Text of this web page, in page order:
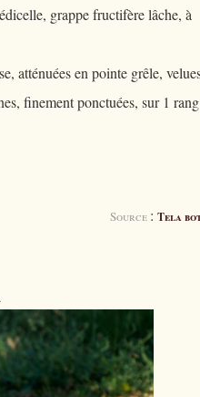
grappe fructifère lâche, à
atténuées en pointe grêle,
finement ponctuées, sur 1
Source : Tela